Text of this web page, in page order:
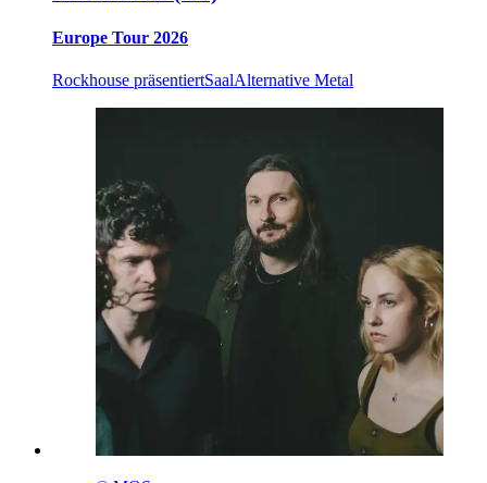
Europe Tour 2026
Rockhouse präsentiertSaalAlternative Metal